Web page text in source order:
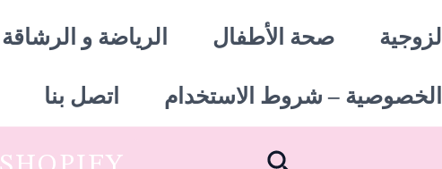
صحة الأطفال الرياضة و الرشاقة
– شروط الاستخدام اتصل بنا
البحث